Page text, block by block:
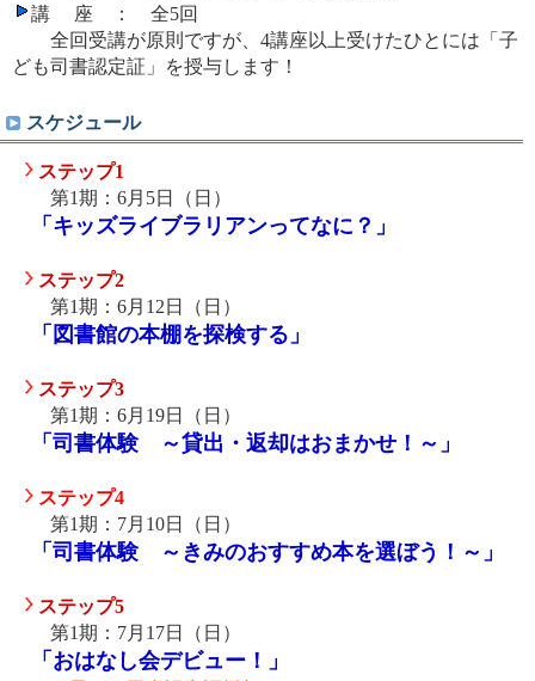
講 座 ： 全5回
全回受講が原則ですが、4講座以上受けたひとには「子
ども司書認定証」を授与します！
スケジュール
ステップ1
第1期：6月5日（日）
「キッズライブラリアンってなに？」
ステップ2
第1期：6月12日（日）
「図書館の本棚を探検する」
ステップ3
第1期：6月19日（日）
「司書体験 ～貸出・返却はおまかせ！～」
ステップ4
第1期：7月10日（日）
「司書体験 ～きみのおすすめ本を選ぼう！～」
ステップ5
第1期：7月17日（日）
「おはなし会デビュー！」